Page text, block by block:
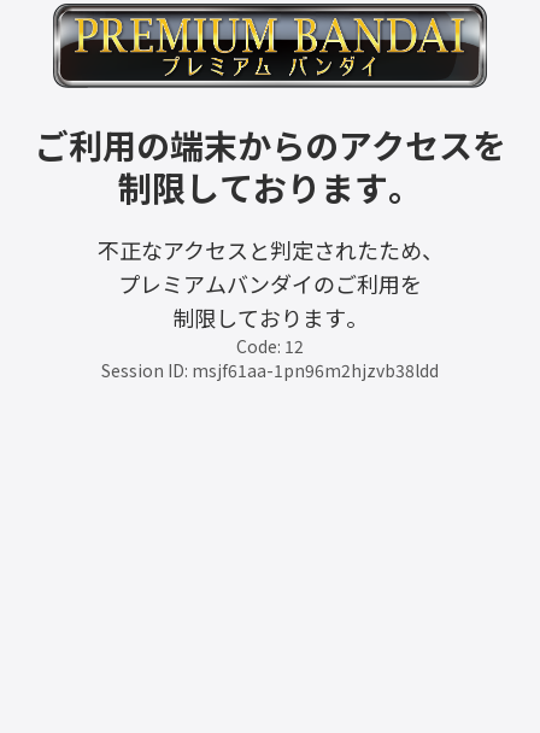
ご利用の端末からのアクセスを
制限しております。
不正なアクセスと判定されたため、
プレミアムバンダイのご利用を
制限しております。
Code: 12
Session ID: msjf61aa-1pn96m2hjzvb38ldd